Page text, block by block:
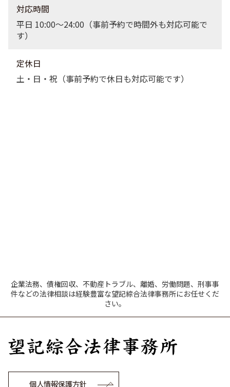
対応時間
平日 10:00〜24:00（事前予約で時間外も対応可能で
す）
定休日
土・日・祝（事前予約で休日も対応可能です）
企業法務、債権回収、不動産トラブル、離婚、労働問題、刑事事
件などの法律相談は経験豊富な望記綜合法律事務所にお任せくだ
さい。
個人情報保護方針